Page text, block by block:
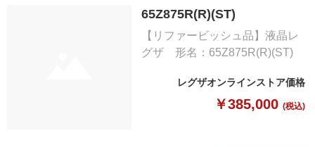
65Z875R(R)(ST)
【リファービッシュ品】液晶レ
グザ 形名：65Z875R(R)(ST)
レグザオンラインストア価格
￥385,000 (税込)